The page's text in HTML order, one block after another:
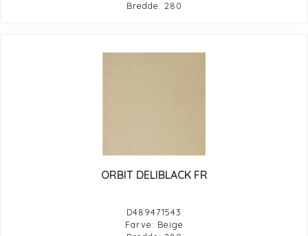
Bredde: 280
ORBIT DELIBLACK FR
D489471543
Farve: Beige